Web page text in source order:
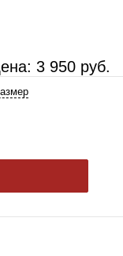
3 950 руб.